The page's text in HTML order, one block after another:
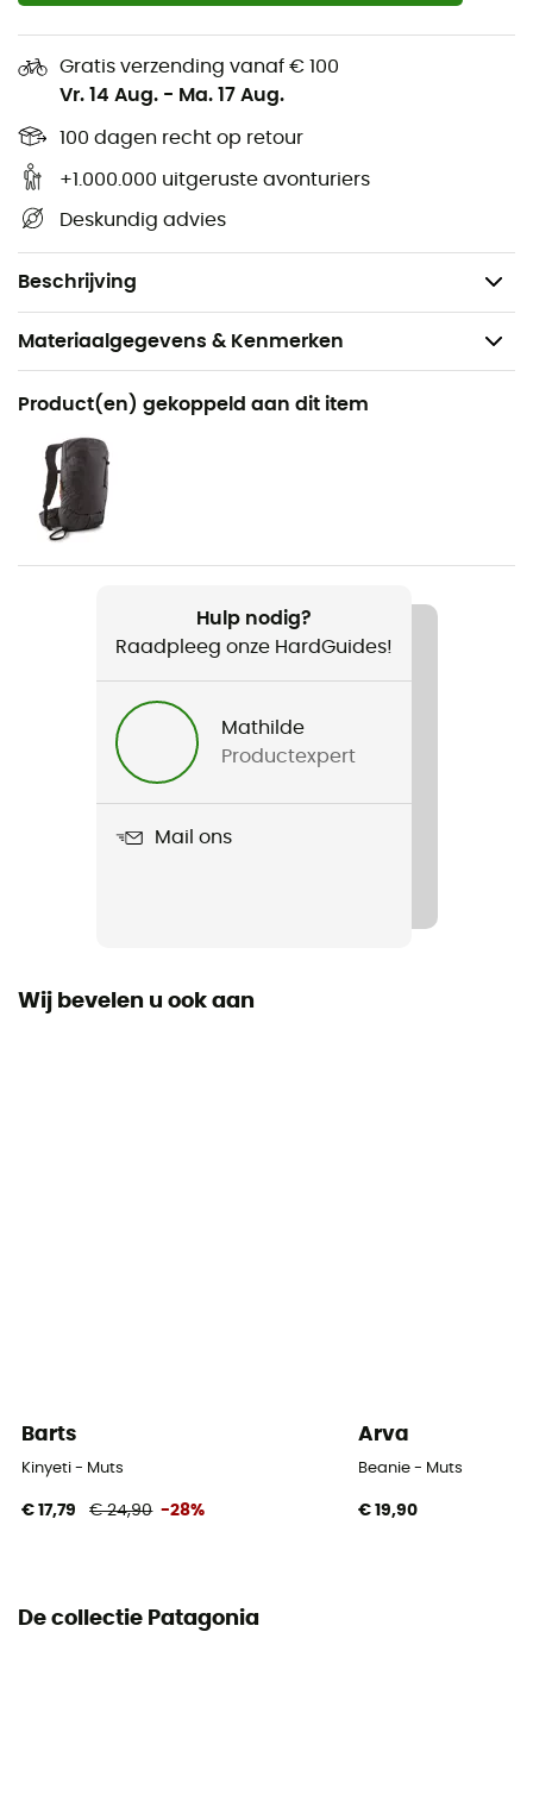
Gratis verzending vanaf € 100
Vr. 14 Aug. - Ma. 17 Aug.
100 dagen recht op retour
+1.000.000 uitgeruste avonturiers
Deskundig advies
Beschrijving
Kwaliteit, warmte en milieubescherming
Mix van volledig gerecycled polyester en elastaan,
zacht en comfortabel,
Gewicht: 172 g.
Materiaalgegevens & Kenmerken
Aanbevolen voor
Alpine Skiën / Dagelijks Leven / Freeride Skiën
Voor
Heren / Dames
Gewicht
Powder Town Beanie
Fair Trade Certified™ / Gerecycleerd
Thermische bescherming
Product(en) gekoppeld aan dit item
Hulp nodig?
Raadpleeg onze HardGuides!
Mathilde
Productexpert
Mail ons
Wij bevelen u ook aan
Barts
Kinyeti - Muts
€ 17,79 € 24,90 -28%
Arva
Beanie - Muts
€ 19,90
De collectie Patagonia